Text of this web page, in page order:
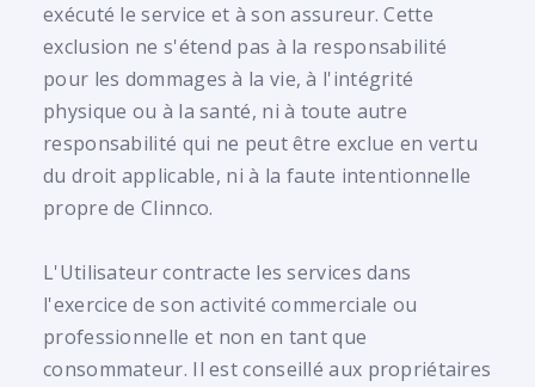
exécuté le service et à son assureur. Cette
exclusion ne s'étend pas à la responsabilité
pour les dommages à la vie, à l'intégrité
physique ou à la santé, ni à toute autre
responsabilité qui ne peut être exclue en vertu
du droit applicable, ni à la faute intentionnelle
propre de Clinnco.
L'Utilisateur contracte les services dans
l'exercice de son activité commerciale ou
professionnelle et non en tant que
consommateur. Il est conseillé aux propriétaires